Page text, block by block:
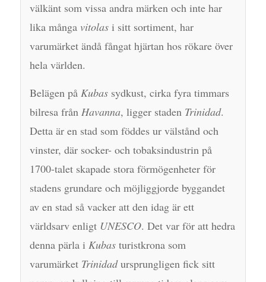
välkänt som vissa andra märken och inte har
lika många vitolasi sitt sortiment, har
varumärket ändå fångat hjärtan hos rökare över
hela världen.
Belägen på Kubassydkust, cirka fyra timmars
bilresa från Havanna, ligger staden Trinidad.
Detta är en stad som föddes ur välstånd och
vinster, där socker- och tobaksindustrin på
1700-talet skapade stora förmögenheter för
stadens grundare och möjliggjorde byggandet
av en stad så vacker att den idag är ett
världsarv enligt UNESCO. Det var för att hedra
denna pärla i Kubasturistkrona som
varumärket Trinidadursprungligen fick sitt